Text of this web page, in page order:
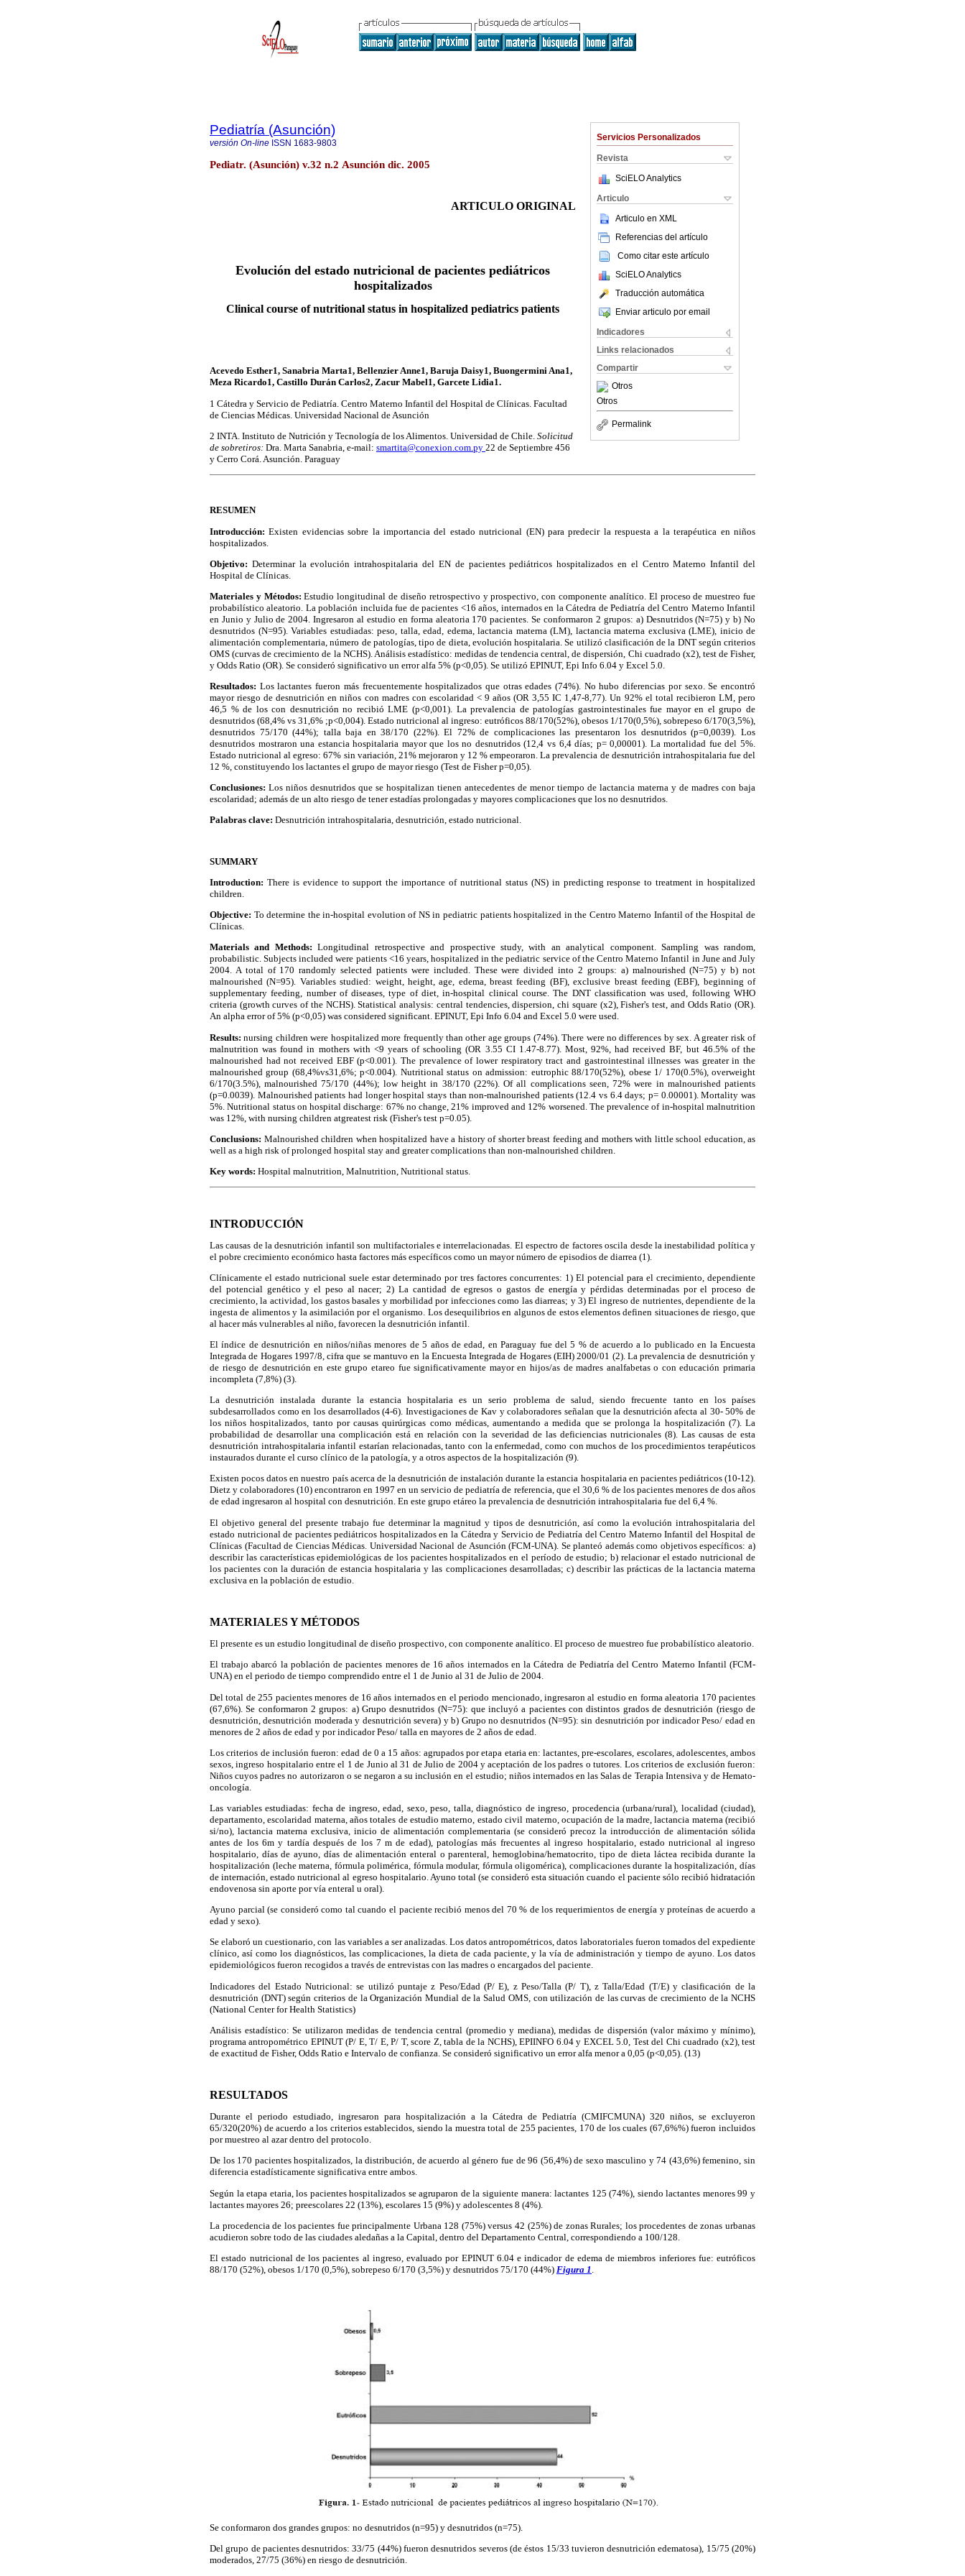
Servicios Personalizados
Revista
SciELO Analytics
Articulo
Articulo en XML
Referencias del artículo
Como citar este artículo
SciELO Analytics
Traducción automática
Enviar articulo por email
Indicadores
Links relacionados
Compartir
Otros
Otros
Permalink
Pediatría (Asunción)
versión On-line ISSN 1683-9803
Pediatr. (Asunción) v.32 n.2 Asunción dic. 2005
ARTICULO ORIGINAL
Evolución del estado nutricional de pacientes pediátricos
hospitalizados
Clinical course of nutritional status in hospitalized pediatrics patients
Acevedo Esther1, Sanabria Marta1, Bellenzier Anne1, Baruja Daisy1, Buongermini Ana1,
Meza Ricardo1, Castillo Durán Carlos2, Zacur Mabel1, Garcete Lidia1.
1 Cátedra y Servicio de Pediatría. Centro Materno Infantil del Hospital de Clínicas. Facultad
de Ciencias Médicas. Universidad Nacional de Asunción
2 INTA. Instituto de Nutrición y Tecnología de los Alimentos. Universidad de Chile. Solicitud
de sobretiros: Dra. Marta Sanabria, e-mail: smartita@conexion.com.py 22 de Septiembre 456
y Cerro Corá. Asunción. Paraguay
RESUMEN
Introducción:Existen evidencias sobre la importancia del estado nutricional (EN) para predecir la respuesta a la terapéutica en niños
hospitalizados.
Objetivo: Determinar la evolución intrahospitalaria del EN de pacientes pediátricos hospitalizados en el Centro Materno Infantil del
Hospital de Clínicas.
Materiales y Métodos:Estudio longitudinal de diseño retrospectivo y prospectivo, con componente analítico. El proceso de muestreo fue
probabilístico aleatorio. La población incluida fue de pacientes <16 años, internados en la Cátedra de Pediatría del Centro Materno Infantil
en Junio y Julio de 2004. Ingresaron al estudio en forma aleatoria 170 pacientes. Se conformaron 2 grupos: a) Desnutridos (N=75) y b) No
desnutridos (N=95). Variables estudiadas: peso, talla, edad, edema, lactancia materna (LM), lactancia materna exclusiva (LME), inicio de
alimentación complementaria, número de patologías, tipo de dieta, evolución hospitalaria. Se utilizó clasificación de la DNT según criterios
OMS (curvas de crecimiento de la NCHS). Análisis estadístico: medidas de tendencia central, de dispersión, Chi cuadrado (x2), test de Fisher,
y Odds Ratio (OR). Se consideró significativo un error alfa 5% (p<0,05). Se utilizó EPINUT, Epi Info 6.04 y Excel 5.0.
Resultados: Los lactantes fueron más frecuentemente hospitalizados que otras edades (74%). No hubo diferencias por sexo. Se encontró
mayor riesgo de desnutrición en niños con madres con escolaridad < 9 años (OR 3,55 IC 1,47-8,77). Un 92% el total recibieron LM, pero
46,5 % de los con desnutrición no recibió LME (p<0,001). La prevalencia de patologías gastrointestinales fue mayor en el grupo de
desnutridos (68,4% vs 31,6% ;p<0,004). Estado nutricional al ingreso: eutróficos 88/170(52%), obesos 1/170(0,5%), sobrepeso 6/170(3,5%),
desnutridos 75/170 (44%); talla baja en 38/170 (22%). El 72% de complicaciones las presentaron los desnutridos (p=0,0039). Los
desnutridos mostraron una estancia hospitalaria mayor que los no desnutridos (12,4 vs 6,4 días; p= 0,00001). La mortalidad fue del 5%.
Estado nutricional al egreso: 67% sin variación, 21% mejoraron y 12 % empeoraron. La prevalencia de desnutrición intrahospitalaria fue del
12 %, constituyendo los lactantes el grupo de mayor riesgo (Test de Fisher p=0,05).
Conclusiones: Los niños desnutridos que se hospitalizan tienen antecedentes de menor tiempo de lactancia materna y de madres con baja
escolaridad; además de un alto riesgo de tener estadías prolongadas y mayores complicaciones que los no desnutridos.
Palabras clave: Desnutrición intrahospitalaria, desnutrición, estado nutricional.
SUMMARY
Introduction: There is evidence to support the importance of nutritional status (NS) in predicting response to treatment in hospitalized
children.
Objective: To determine the in-hospital evolution of NS in pediatric patients hospitalized in the Centro Materno Infantil of the Hospital de
Clínicas.
Materials and Methods:Longitudinal retrospective and prospective study, with an analytical component. Sampling was random,
probabilistic. Subjects included were patients <16 years, hospitalized in the pediatric service of the Centro Materno Infantil in June and July
2004. A total of 170 randomly selected patients were included. These were divided into 2 groups: a) malnourished (N=75) y b) not
malnourished (N=95). Variables studied: weight, height, age, edema, breast feeding (BF), exclusive breast feeding (EBF), beginning of
supplementary feeding, number of diseases, type of diet, in-hospital clinical course. The DNT classification was used, following WHO
criteria (growth curves of the NCHS). Statistical analysis: central tendencies, dispersion, chi square (x2), Fisher's test, and Odds Ratio (OR).
An alpha error of 5% (p<0,05) was considered significant. EPINUT, Epi Info 6.04 and Excel 5.0 were used.
Results:nursing children were hospitalized more frequently than other age groups (74%). There were no differences by sex. A greater risk of
malnutrition was found in mothers with <9 years of schooling (OR 3.55 CI 1.47-8.77). Most, 92%, had received BF, but 46.5% of the
malnourished had not received EBF (p<0.001). The prevalence of lower respiratory tract and gastrointestinal illnesses was greater in the
malnourished group (68,4%vs31,6%; p<0.004). Nutritional status on admission: eutrophic 88/170(52%), obese 1/ 170(0.5%), overweight
6/170(3.5%), malnourished 75/170 (44%); low height in 38/170 (22%). Of all complications seen, 72% were in malnourished patients
(p=0.0039). Malnourished patients had longer hospital stays than non-malnourished patients (12.4 vs 6.4 days; p= 0.00001). Mortality was
5%. Nutritional status on hospital discharge: 67% no change, 21% improved and 12% worsened. The prevalence of in-hospital malnutrition
was 12%, with nursing children atgreatest risk (Fisher's test p=0.05).
Conclusions: Malnourished children when hospitalized have a history of shorter breast feeding and mothers with little school education, as
well as a high risk of prolonged hospital stay and greater complications than non-malnourished children.
Key words: Hospital malnutrition, Malnutrition, Nutritional status.
INTRODUCCIÓN
Las causas de la desnutrición infantil son multifactoriales e interrelacionadas. El espectro de factores oscila desde la inestabilidad política y
el pobre crecimiento económico hasta factores más específicos como un mayor número de episodios de diarrea (1).
Clínicamente el estado nutricional suele estar determinado por tres factores concurrentes: 1) El potencial para el crecimiento, dependiente
del potencial genético y el peso al nacer; 2) La cantidad de egresos o gastos de energía y pérdidas determinadas por el proceso de
crecimiento, la actividad, los gastos basales y morbilidad por infecciones como las diarreas; y 3) El ingreso de nutrientes, dependiente de la
ingesta de alimentos y la asimilación por el organismo. Los desequilibrios en algunos de estos elementos definen situaciones de riesgo, que
al hacer más vulnerables al niño, favorecen la desnutrición infantil.
El índice de desnutrición en niños/niñas menores de 5 años de edad, en Paraguay fue del 5 % de acuerdo a lo publicado en la Encuesta
Integrada de Hogares 1997/8, cifra que se mantuvo en la Encuesta Integrada de Hogares (EIH) 2000/01 (2). La prevalencia de desnutrición y
de riesgo de desnutrición en este grupo etareo fue significativamente mayor en hijos/as de madres analfabetas o con educación primaria
incompleta (7,8%) (3).
La desnutrición instalada durante la estancia hospitalaria es un serio problema de salud, siendo frecuente tanto en los países
subdesarrollados como en los desarrollados (4-6). Investigaciones de Kav y colaboradores señalan que la desnutrición afecta al 30- 50% de
los niños hospitalizados, tanto por causas quirúrgicas como médicas, aumentando a medida que se prolonga la hospitalización (7). La
probabilidad de desarrollar una complicación está en relación con la severidad de las deficiencias nutricionales (8). Las causas de esta
desnutrición intrahospitalaria infantil estarían relacionadas, tanto con la enfermedad, como con muchos de los procedimientos terapéuticos
instaurados durante el curso clínico de la patología, y a otros aspectos de la hospitalización (9).
Existen pocos datos en nuestro país acerca de la desnutrición de instalación durante la estancia hospitalaria en pacientes pediátricos (10-12).
Dietz y colaboradores (10) encontraron en 1997 en un servicio de pediatría de referencia, que el 30,6 % de los pacientes menores de dos años
de edad ingresaron al hospital con desnutrición. En este grupo etáreo la prevalencia de desnutrición intrahospitalaria fue del 6,4 %.
El objetivo general del presente trabajo fue determinar la magnitud y tipos de desnutrición, así como la evolución intrahospitalaria del
estado nutricional de pacientes pediátricos hospitalizados en la Cátedra y Servicio de Pediatría del Centro Materno Infantil del Hospital de
Clínicas (Facultad de Ciencias Médicas. Universidad Nacional de Asunción (FCM-UNA). Se planteó además como objetivos específicos: a)
describir las características epidemiológicas de los pacientes hospitalizados en el período de estudio; b) relacionar el estado nutricional de
los pacientes con la duración de estancia hospitalaria y las complicaciones desarrolladas; c) describir las prácticas de la lactancia materna
exclusiva en la población de estudio.
MATERIALES Y MÉTODOS
El presente es un estudio longitudinal de diseño prospectivo, con componente analítico. El proceso de muestreo fue probabilístico aleatorio.
El trabajo abarcó la población de pacientes menores de 16 años internados en la Cátedra de Pediatría del Centro Materno Infantil (FCM-
UNA) en el periodo de tiempo comprendido entre el 1 de Junio al 31 de Julio de 2004.
Del total de 255 pacientes menores de 16 años internados en el periodo mencionado, ingresaron al estudio en forma aleatoria 170 pacientes
(67,6%). Se conformaron 2 grupos: a) Grupo desnutridos (N=75): que incluyó a pacientes con distintos grados de desnutrición (riesgo de
desnutrición, desnutrición moderada y desnutrición severa) y b) Grupo no desnutridos (N=95): sin desnutrición por indicador Peso/ edad en
menores de 2 años de edad y por indicador Peso/ talla en mayores de 2 años de edad.
Los criterios de inclusión fueron: edad de 0 a 15 años: agrupados por etapa etaria en: lactantes, pre-escolares, escolares, adolescentes, ambos
sexos, ingreso hospitalario entre el 1 de Junio al 31 de Julio de 2004 y aceptación de los padres o tutores. Los criterios de exclusión fueron:
Niños cuyos padres no autorizaron o se negaron a su inclusión en el estudio; niños internados en las Salas de Terapia Intensiva y de Hemato-
oncología.
Las variables estudiadas: fecha de ingreso, edad, sexo, peso, talla, diagnóstico de ingreso, procedencia (urbana/rural), localidad (ciudad),
departamento, escolaridad materna, años totales de estudio materno, estado civil materno, ocupación de la madre, lactancia materna (recibió
si/no), lactancia materna exclusiva, inicio de alimentación complementaria (se consideró precoz la introducción de alimentación sólida
antes de los 6m y tardía después de los 7 m de edad), patologías más frecuentes al ingreso hospitalario, estado nutricional al ingreso
hospitalario, días de ayuno, días de alimentación enteral o parenteral, hemoglobina/hematocrito, tipo de dieta láctea recibida durante la
hospitalización (leche materna, fórmula polimérica, fórmula modular, fórmula oligomérica), complicaciones durante la hospitalización, días
de internación, estado nutricional al egreso hospitalario. Ayuno total (se consideró esta situación cuando el paciente sólo recibió hidratación
endovenosa sin aporte por vía enteral u oral).
Ayuno parcial (se consideró como tal cuando el paciente recibió menos del 70 % de los requerimientos de energía y proteínas de acuerdo a
edad y sexo).
Se elaboró un cuestionario, con las variables a ser analizadas. Los datos antropométricos, datos laboratoriales fueron tomados del expediente
clínico, así como los diagnósticos, las complicaciones, la dieta de cada paciente, y la vía de administración y tiempo de ayuno. Los datos
epidemiológicos fueron recogidos a través de entrevistas con las madres o encargados del paciente.
Indicadores del Estado Nutricional: se utilizó puntaje z Peso/Edad (P/ E), z Peso/Talla (P/ T), z Talla/Edad (T/E) y clasificación de la
desnutrición (DNT) según criterios de la Organización Mundial de la Salud OMS, con utilización de las curvas de crecimiento de la NCHS
(National Center for Health Statistics)
Análisis estadístico: Se utilizaron medidas de tendencia central (promedio y mediana), medidas de dispersión (valor máximo y mínimo),
programa antropométrico EPINUT (P/ E, T/ E, P/ T, score Z, tabla de la NCHS), EPIINFO 6.04 y EXCEL 5.0, Test del Chi cuadrado (x2), test
de exactitud de Fisher, Odds Ratio e Intervalo de confianza. Se consideró significativo un error alfa menor a 0,05 (p<0,05). (13)
RESULTADOS
Durante el periodo estudiado, ingresaron para hospitalización a la Cátedra de Pediatría (CMIFCMUNA) 320 niños, se excluyeron
65/320(20%) de acuerdo a los criterios establecidos, siendo la muestra total de 255 pacientes, 170 de los cuales (67,6%%) fueron incluidos
por muestreo al azar dentro del protocolo.
De los 170 pacientes hospitalizados, la distribución, de acuerdo al género fue de 96 (56,4%) de sexo masculino y 74 (43,6%) femenino, sin
diferencia estadísticamente significativa entre ambos.
Según la etapa etaria, los pacientes hospitalizados se agruparon de la siguiente manera: lactantes 125 (74%), siendo lactantes menores 99 y
lactantes mayores 26; preescolares 22 (13%), escolares 15 (9%) y adolescentes 8 (4%).
La procedencia de los pacientes fue principalmente Urbana 128 (75%) versus 42 (25%) de zonas Rurales; los procedentes de zonas urbanas
acudieron sobre todo de las ciudades aledañas a la Capital, dentro del Departamento Central, correspondiendo a 100/128.
El estado nutricional de los pacientes al ingreso, evaluado por EPINUT 6.04 e indicador de edema de miembros inferiores fue: eutróficos
88/170 (52%), obesos 1/170 (0,5%), sobrepeso 6/170 (3,5%) y desnutridos 75/170 (44%) Figura 1 .
Se conformaron dos grandes grupos: no desnutridos (n=95) y desnutridos (n=75).
Del grupo de pacientes desnutridos: 33/75 (44%) fueron desnutridos severos (de éstos 15/33 tuvieron desnutrición edematosa), 15/75 (20%)
moderados, 27/75 (36%) en riesgo de desnutrición.